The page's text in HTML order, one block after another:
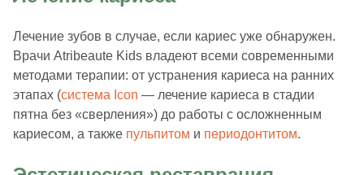
Лечение зубов в случае, если кариес уже обнаружен.
Врачи Atribeaute Kids владеют всеми современными
методами терапии: от устранения кариеса на ранних
этапах (система Icon — лечение кариеса в стадии
пятна без «сверления») до работы с осложненным
кариесом, а также пульпитом и периодонтитом.